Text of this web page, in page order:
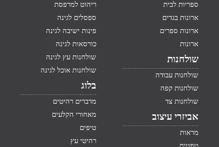
ספריות לבית
ארונות בגדים
ארונות ספרים
ארונות
שולחנות
שולחנות עבודה
שולחנות קפה
שולחנות צד
אביזרי עיצוב
מראות
ריהוט למרפסת
ספסלים לגינה
פינות ישיבה לגינה
כורסאות לגינה
שולחנות עץ לגינה
שולחנות אוכל לגינה
בלוג
מדברים רהיטים
מאחורי הקלעים
טיפים
רהיטי עץ